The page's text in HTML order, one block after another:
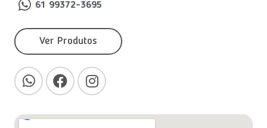
61 99372-3695
Ver Produtos